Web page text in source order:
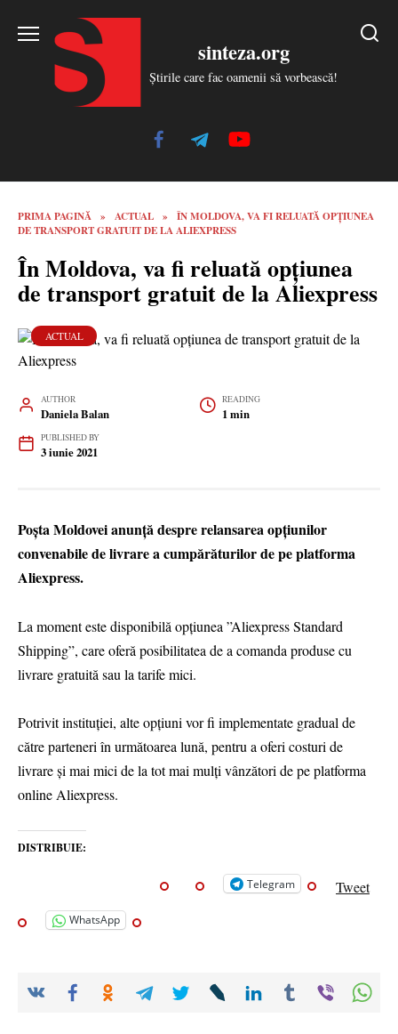
sinteza.org
Știrile care fac oamenii să vorbească!
PRIMA PAGINĂ » ACTUAL »
ÎN MOLDOVA, VA FI RELUATĂ OPȚIUNEA
DE TRANSPORT GRATUIT DE LA ALIEXPRESS
În Moldova, va fi reluată opțiunea
de transport gratuit de la Aliexpress
ACTUAL
AUTHOR
Daniela Balan
READING
1 min
PUBLISHED BY
3 iunie 2021
Poșta Moldovei anunță despre relansarea opțiunilor
convenabile de livrare a cumpărăturilor de pe platforma
Aliexpress.
La moment este disponibilă opțiunea ”Aliexpress Standard
Shipping”, care oferă posibilitatea de a comanda produse cu
livrare gratuită sau la tarife mici.
Potrivit instituției, alte opțiuni vor fi implementate gradual de
către parteneri în următoarea lună, pentru a oferi costuri de
livrare și mai mici de la tot mai mulți vânzători de pe platforma
online Aliexpress.
DISTRIBUIE:
Telegram Tweet
WhatsApp